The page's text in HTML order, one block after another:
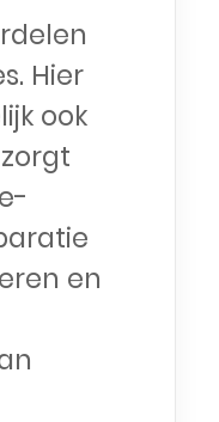
Hier
ook
en